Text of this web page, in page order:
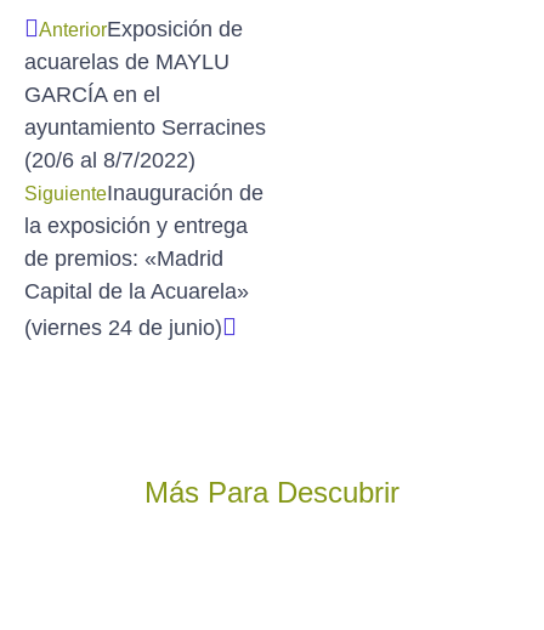
AnteriorExposición de
acuarelas de MAYLU
GARCÍA en el
ayuntamiento Serracines
(20/6 al 8/7/2022)
SiguienteInauguración de
la exposición y entrega
de premios: «Madrid
Capital de la Acuarela»
(viernes 24 de junio)
Más Para Descubrir